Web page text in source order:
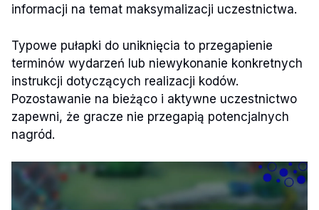
informacji na temat maksymalizacji uczestnictwa.
Typowe pułapki do uniknięcia to przegapienie
terminów wydarzeń lub niewykonanie konkretnych
instrukcji dotyczących realizacji kodów.
Pozostawanie na bieżąco i aktywne uczestnictwo
zapewni, że gracze nie przegapią potencjalnych
nagród.